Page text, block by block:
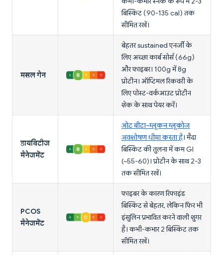
बिस्किट (90-135 cal) तक
सीमित रखें।
मसल गेन
बेहतर sustained एनर्जी के
लिए अच्छा कार्ब सोर्स (66g)
और फाइबर। 100g में 8g
प्रोटीन। ऑप्टिमल रिकवरी के
लिए पोस्ट-वर्कआउट प्रोटीन
शेक के साथ पेयर करें।
डायबिटीज
मैनेजमेंट
ओट बीटा-ग्लूकन ग्लूकोज
अवशोषण धीमा करता है। मैदा
बिस्किट की तुलना में कम GI
(~55-60)। प्रोटीन के साथ 2-3
तक सीमित रखें।
PCOS
मैनेजमेंट
फाइबर के कारण रिफाइंड
बिस्किट से बेहतर, लेकिन फिर भी
इंसुलिन प्रभावित करने वाली शुगर
है। कभी-कभार 2 बिस्किट तक
सीमित रखें।